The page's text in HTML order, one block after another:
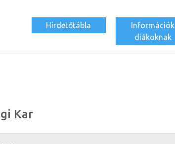
Hirdetőtábla
Információk
diákoknak
Kar